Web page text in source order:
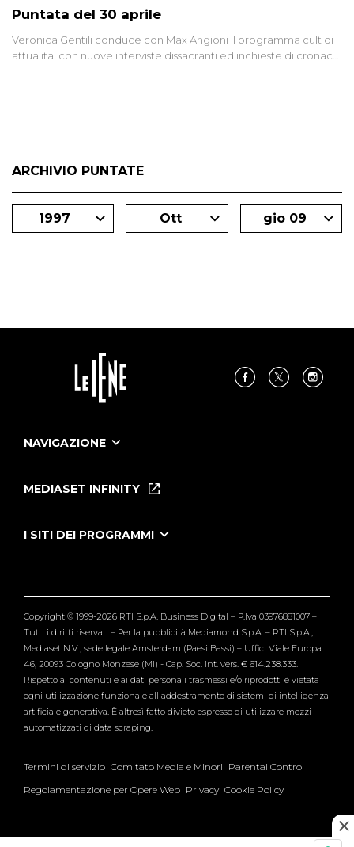
Puntata del 30 aprile
Veronica Gentili conduce con Max Angioni il programma cult di
attualita' con nuove interviste dissacranti ed inchieste di cronaca
ARCHIVIO PUNTATE
1997 Ott gio 09
NAVIGAZIONE
Le Iene Presentano Inside
Tutti i servizi
MEDIASET INFINITY
I SITI DEI PROGRAMMI
Verissimo
Copyright © 1999-2026 RTI S.p.A. Business Digital – P.Iva 03976881007 –
Tutti i diritti riservati – Per la pubblicità Mediamond S.p.A. – RTI S.p.A.,
Mediaset N.V., sede legale Amsterdam (Paesi Bassi) – Uffici Viale Europa
46, 20093 Cologno Monzese (MI) - Cap. Soc. int. vers. € 614.238.333.
Rispetto ai contenuti e ai dati personali trasmessi e/o riprodotti è vietata
ogni utilizzazione funzionale all'addestramento di sistemi di intelligenza
artificiale generativa. È altresì fatto divieto espresso di utilizzare mezzi
automatizzati di data scraping.
Termini di servizio Comitato Media e Minori Parental Control
Regolamentazione per Opere Web Privacy Cookie Policy